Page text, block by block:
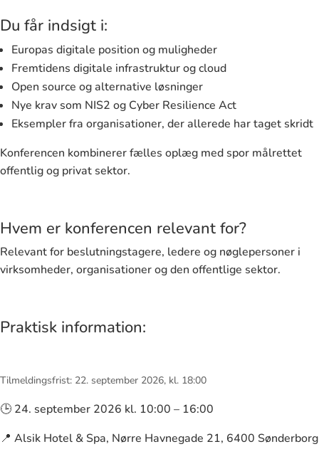
Du får indsigt i:
Europas digitale position og muligheder
Fremtidens digitale infrastruktur og cloud
Open source og alternative løsninger
Nye krav som NIS2 og Cyber Resilience Act
Eksempler fra organisationer, der allerede har taget skridt
Konferencen kombinerer fælles oplæg med spor målrettet
offentlig og privat sektor.
Hvem er konferencen relevant for?
Relevant for beslutningstagere, ledere og nøglepersoner i
virksomheder, organisationer og den offentlige sektor.
Praktisk information:
Tilmeldingsfrist: 22. september 2026, kl. 18:00
🕒 24. september 2026 kl. 10:00 – 16:00
📍 Alsik Hotel & Spa, Nørre Havnegade 21, 6400 Sønderborg